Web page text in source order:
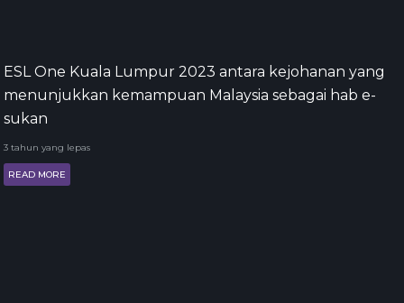
ESL One Kuala Lumpur 2023 antara kejohanan yang
menunjukkan kemampuan Malaysia sebagai hab e-
sukan
3 tahun yang lepas
READ MORE